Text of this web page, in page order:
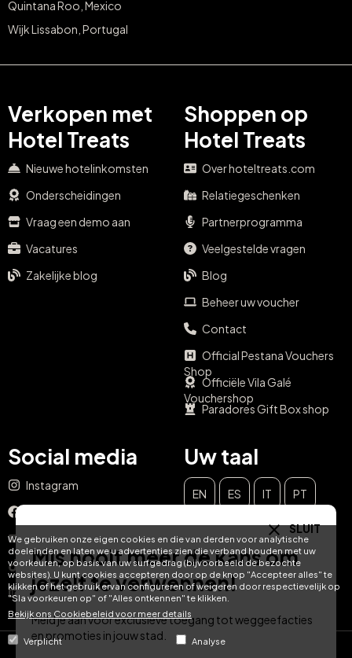
We gebruiken onze eigen cookies en die van derden voor analytische
doeleinden en laten we u advertenties zien die verband houden met uw
voorkeuren, op basis van uw surfgedrag (bijvoorbeeld de bezochte
websites). U kunt cookies accepteren door op de knop "Accepteer alles" te
klikken of het gebruik ervan configureren of weigeren door respectievelijk op
"Sla voorkeuren op" of "Alles ontkennen" te klikken.
Bekijk ons ​​Cookiebeleid voor meer details
Verplicht Analyse
Quintana Roo, Mexico
Wijk Lissabon, Portugal
Verkopen met
Hotel Treats
Nieuwe hotelinkomsten
Onderscheidingen
Vraag een demo aan
Vacatures
Zakelijke blog
Shoppen op
Hotel Treats
Over hoteltreats.com
Relatiegeschenken
Partnerprogramma
Veelgestelde vragen
Blog
Beheer uw voucher
Contact
Official Pestana Vouchers
Shop
Officiële Vila Galé
Vouchershop
Paradores Gift Box shop
Social media
Instagram
YouTube
TikTok
LinkedIn
Uw taal
EN ES IT PT
NL SLUIT
Mis nooit meer de kans om
jezelf te verwennen!
Meld je aan voor exclusieve toegang tot weggeefacties
en promoties in jouw stad.